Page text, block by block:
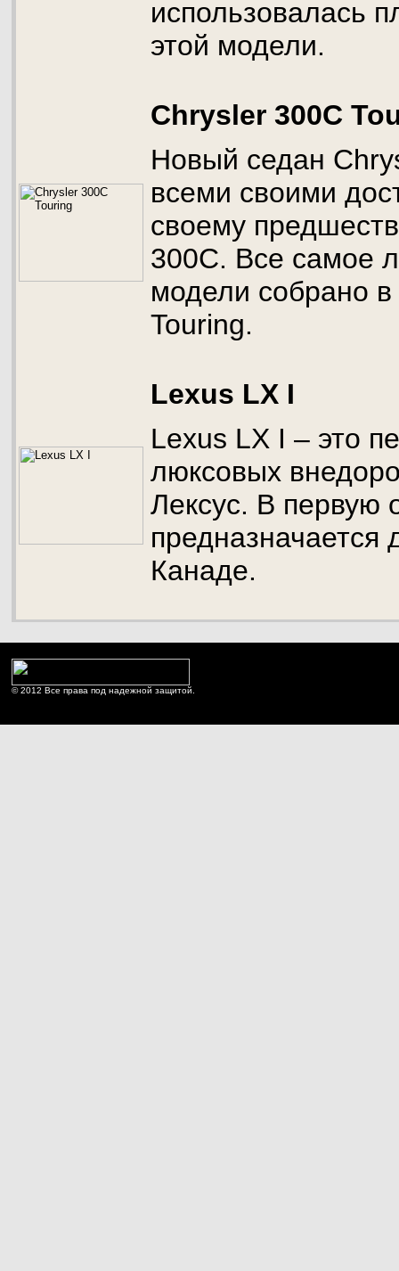
использовалась
этой модели.
Chrysler 300C
Новый седан
всеми своими
своему
300С. Все самое
модели собрано
Touring.
Lexus LX I
Lexus LX I – это
люксовых
Лексус. В первую
Канаде.
© 2012 Все права под надежной защитой.